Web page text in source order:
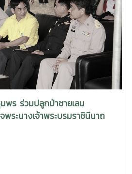
พร ร่วมปลูกป่าชายเลน
พระนางเจ้าพระบรมราชินีนาถ